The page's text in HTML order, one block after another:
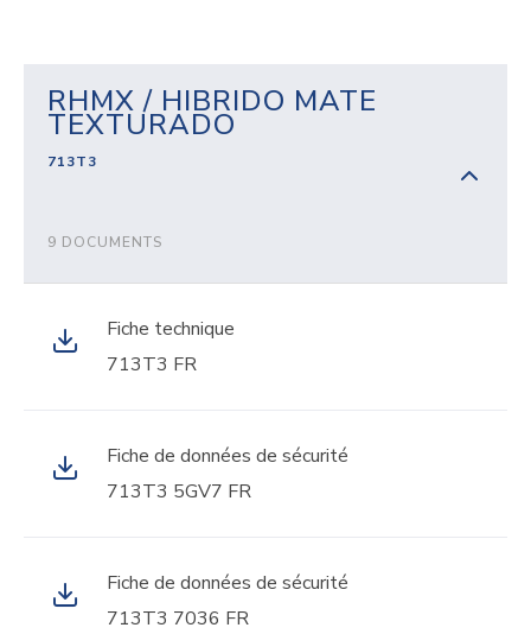
RHMX / HIBRIDO MATE
TEXTURADO
713T3
9 DOCUMENTS
Fiche technique
713T3 FR
Fiche de données de sécurité
713T3 5GV7 FR
Fiche de données de sécurité
713T3 7036 FR